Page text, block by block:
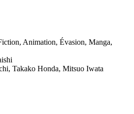
Animation, Évasion, Manga,
Takako Honda, Mitsuo Iwata